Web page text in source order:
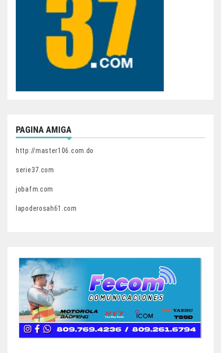
PAGINA AMIGA
http://master106.com.do
serie37.com
jobafm.com
lapoderosah61.com